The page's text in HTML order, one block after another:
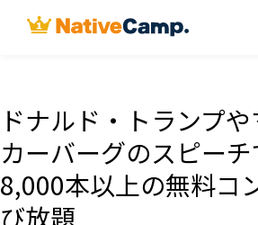
ドナルド・トランプ
カーバーグのスピーチ
8,000本以上の無料コ
び放題